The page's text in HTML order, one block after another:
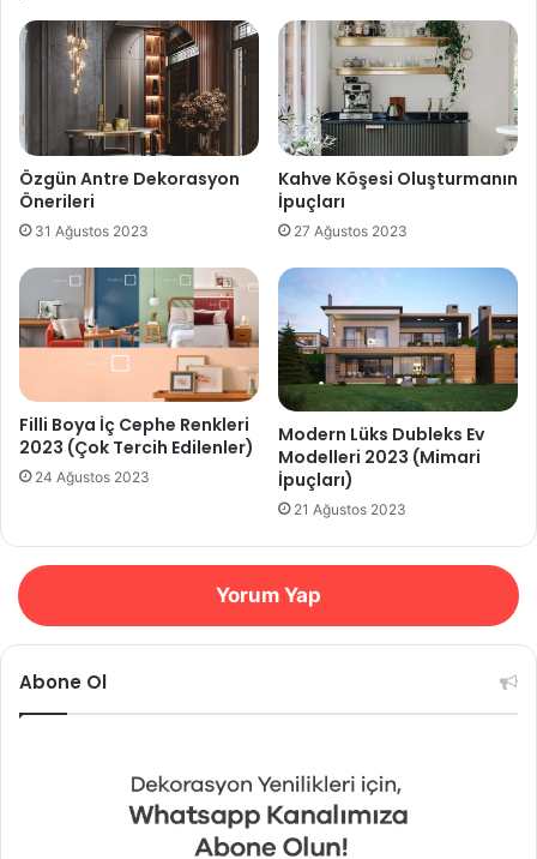
Özgün Antre Dekorasyon
Önerileri
31 Ağustos 2023
Kahve Köşesi Oluşturmanın
İpuçları
27 Ağustos 2023
Filli Boya İç Cephe Renkleri
2023 (Çok Tercih Edilenler)
24 Ağustos 2023
Modern Lüks Dubleks Ev
Modelleri 2023 (Mimari
İpuçları)
21 Ağustos 2023
Yorum Yap
Abone Ol